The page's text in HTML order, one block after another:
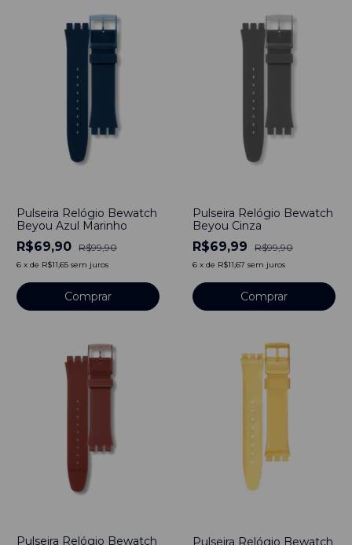
Pulseira Relógio Bewatch
Beyou Azul Marinho
R$69,90 R$99,90
6 x de R$11,65 sem juros
Comprar
Pulseira Relógio Bewatch
Beyou Cinza
R$69,99 R$99,90
6 x de R$11,67 sem juros
Comprar
Pulseira Relógio Bewatch Pulseira Relógio Bewatch